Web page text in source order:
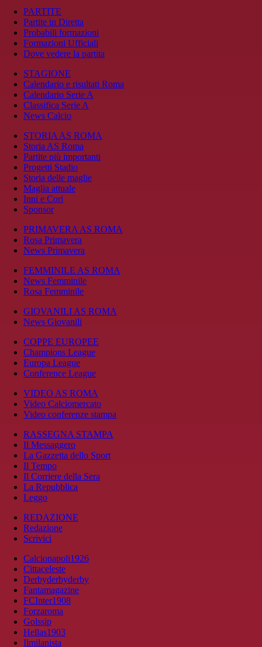
PARTITE
Partite in Diretta
Probabili formazioni
Formazioni Ufficiali
Dove vedere la partita
STAGIONE
Calendario e risultati Roma
Calendario Serie A
Classifica Serie A
News Calcio
STORIA AS ROMA
Storia AS Roma
Partite più importanti
Progetti Stadio
Storia delle maglie
Maglia attuale
Inni e Cori
Sponsor
PRIMAVERA AS ROMA
Rosa Primavera
News Primavera
FEMMINILE AS ROMA
News Femminile
Rosa Femminile
GIOVANILI AS ROMA
News Giovanili
COPPE EUROPEE
Champions League
Europa League
Conference League
VIDEO AS ROMA
Video Calciomercato
Video conferenze stampa
RASSEGNA STAMPA
Il Messaggero
La Gazzetta dello Sport
Il Tempo
Il Corriere della Sera
La Repubblica
Leggo
REDAZIONE
Redazione
Scrivici
Calcionapoli1926
Cittaceleste
Derbyderbyderby
Fantamagazine
FCInter1908
Forzaroma
Golssip
Hellas1903
Ilmilanista